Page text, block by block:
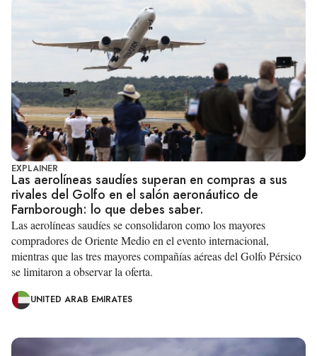
EXPLAINER
Las aerolíneas saudíes superan en compras a sus
rivales del Golfo en el salón aeronáutico de
Farnborough: lo que debes saber.
Las aerolíneas saudíes se consolidaron como los mayores
compradores de Oriente Medio en el evento internacional,
mientras que las tres mayores compañías aéreas del Golfo Pérsico
se limitaron a observar la oferta.
UNITED ARAB EMIRATES